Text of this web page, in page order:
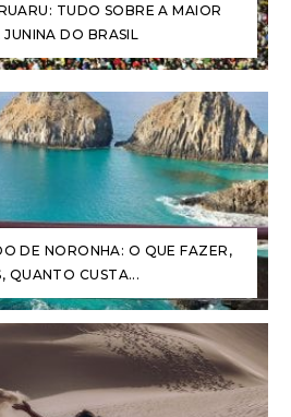
TUDO SOBRE A MAIOR
JUNINA DO BRASIL
DE NORONHA: O QUE FAZER,
QUANTO CUSTA...